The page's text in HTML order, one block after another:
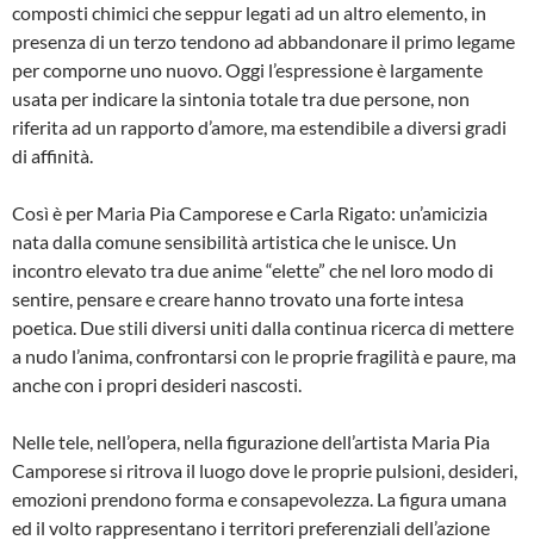
composti chimici che seppur legati ad un altro elemento, in
presenza di un terzo tendono ad abbandonare il primo legame
per comporne uno nuovo. Oggi l’espressione è largamente
usata per indicare la sintonia totale tra due persone, non
riferita ad un rapporto d’amore, ma estendibile a diversi gradi
di affinità.
Così è per Maria Pia Camporese e Carla Rigato: un’amicizia
nata dalla comune sensibilità artistica che le unisce. Un
incontro elevato tra due anime “elette” che nel loro modo di
sentire, pensare e creare hanno trovato una forte intesa
poetica. Due stili diversi uniti dalla continua ricerca di mettere
a nudo l’anima, confrontarsi con le proprie fragilità e paure, ma
anche con i propri desideri nascosti.
Nelle tele, nell’opera, nella figurazione dell’artista Maria Pia
Camporese si ritrova il luogo dove le proprie pulsioni, desideri,
emozioni prendono forma e consapevolezza. La figura umana
ed il volto rappresentano i territori preferenziali dell’azione